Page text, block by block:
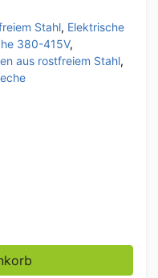
Stahl, Elektrische
380-415V,
aus rostfreiem Stahl,
Grillplatte